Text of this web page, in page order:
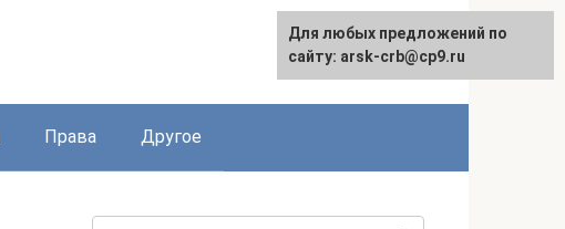
Права Другое
Для любых предложений по
сайту: arsk-crb@cp9.ru